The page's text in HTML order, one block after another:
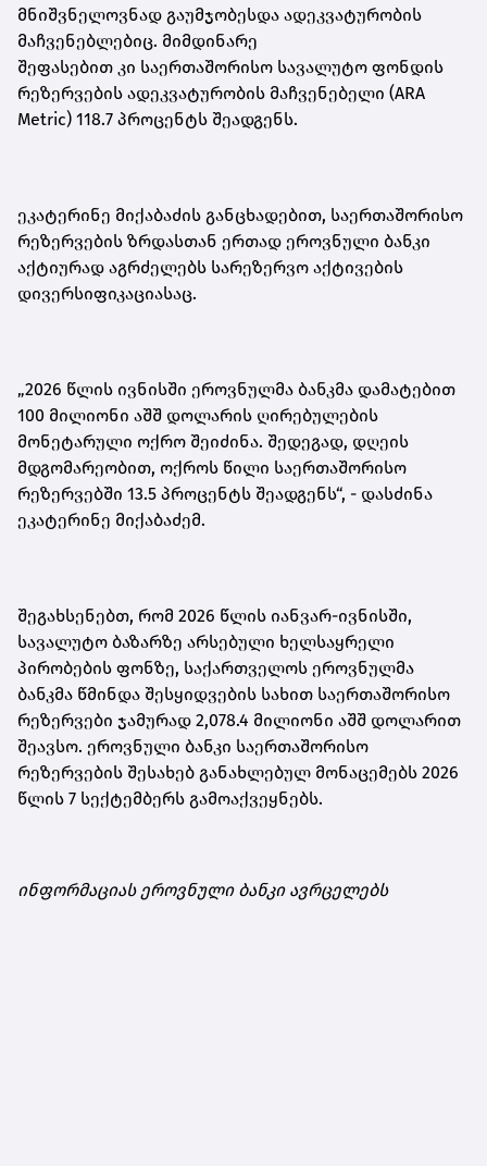
მნიშვნელოვნად გაუმჯობესდა ადეკვატურობის
მაჩვენებლებიც. მიმდინარე
შეფასებით კი საერთაშორისო სავალუტო ფონდის
რეზერვების ადეკვატურობის მაჩვენებელი (ARA
Metric) 118.7 პროცენტს შეადგენს.
ეკატერინე მიქაბაძის განცხადებით, საერთაშორისო
რეზერვების ზრდასთან ერთად ეროვნული ბანკი
აქტიურად აგრძელებს სარეზერვო აქტივების
დივერსიფიკაციასაც.
„2026 წლის ივნისში ეროვნულმა ბანკმა დამატებით
100 მილიონი აშშ დოლარის ღირებულების
მონეტარული ოქრო შეიძინა. შედეგად, დღეის
მდგომარეობით, ოქროს წილი საერთაშორისო
რეზერვებში 13.5 პროცენტს შეადგენს“, - დასძინა
ეკატერინე მიქაბაძემ.
შეგახსენებთ, რომ 2026 წლის იანვარ-ივნისში,
სავალუტო ბაზარზე არსებული ხელსაყრელი
პირობების ფონზე, საქართველოს ეროვნულმა
ბანკმა წმინდა შესყიდვების სახით საერთაშორისო
რეზერვები ჯამურად 2,078.4 მილიონი აშშ დოლარით
შეავსო. ეროვნული ბანკი საერთაშორისო
რეზერვების შესახებ განახლებულ მონაცემებს 2026
წლის 7 სექტემბერს გამოაქვეყნებს.
ინფორმაციას ეროვნული ბანკი ავრცელებს